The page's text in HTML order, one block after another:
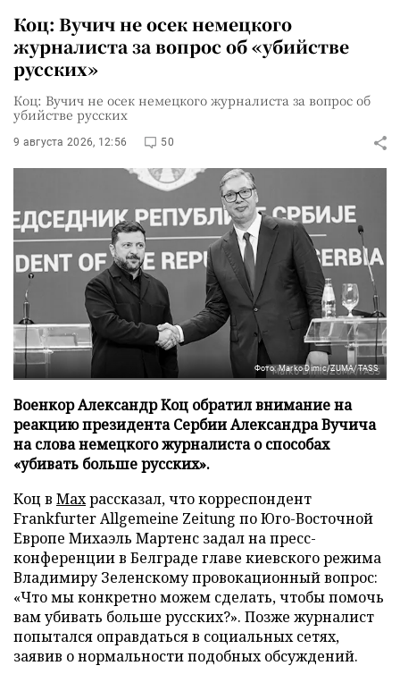
Коц: Вучич не осек немецкого
журналиста за вопрос об «убийстве
русских»
Коц: Вучич не осек немецкого журналиста за вопрос об
убийстве русских
9 августа 2026, 12:56 50
Фото: Marko Dimic/ZUMA/TASS
Военкор Александр Коц обратил внимание на
реакцию президента Сербии Александра Вучича
на слова немецкого журналиста о способах
«убивать больше русских».
Коц в Махрассказал, что корреспондент
Frankfurter Allgemeine Zeitung по Юго-Восточной
Европе Михаэль Мартенс задал на пресс-
конференции в Белграде главе киевского режима
Владимиру Зеленскому провокационный вопрос:
«Что мы конкретно можем сделать, чтобы помочь
вам убивать больше русских?». Позже журналист
попытался оправдаться в социальных сетях,
заявив о нормальности подобных обсуждений.